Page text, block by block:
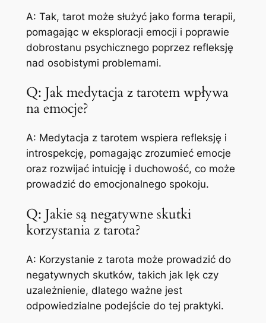
A: Tak, tarot może służyć jako forma terapii,
pomagając w eksploracji emocji i poprawie
dobrostanu psychicznego poprzez refleksję
nad osobistymi problemami.
Q: Jak medytacja z tarotem wpływa
na emocje?
A: Medytacja z tarotem wspiera refleksję i
introspekcję, pomagając zrozumieć emocje
oraz rozwijać intuicję i duchowość, co może
prowadzić do emocjonalnego spokoju.
Q: Jakie są negatywne skutki
korzystania z tarota?
A: Korzystanie z tarota może prowadzić do
negatywnych skutków, takich jak lęk czy
uzależnienie, dlatego ważne jest
odpowiedzialne podejście do tej praktyki.